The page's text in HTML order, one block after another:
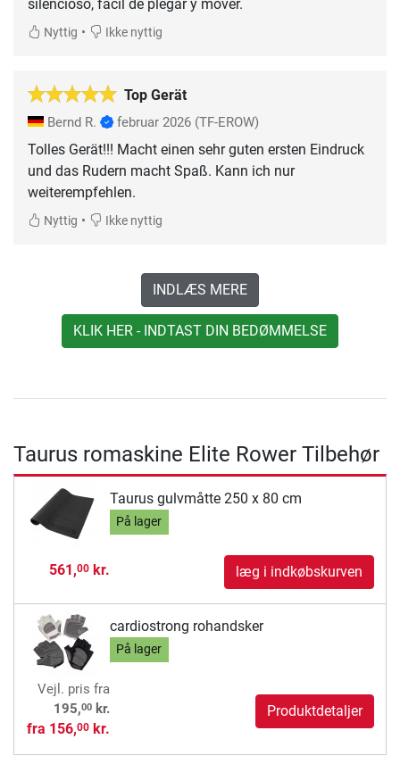
silencioso, fácil de plegar y mover.
Nyttig • Ikke nyttig
Top Gerät
Bernd R. februar 2026 (TF-EROW)
Tolles Gerät!!! Macht einen sehr guten ersten Eindruck
und das Rudern macht Spaß. Kann ich nur
weiterempfehlen.
Nyttig • Ikke nyttig
INDLÆS MERE
KLIK HER - INDTAST DIN BEDØMMELSE
Taurus romaskine Elite Rower Tilbehør
Taurus gulvmåtte 250 x 80 cm
På lager
561,00kr. læg i indkøbskurven
cardiostrong rohandsker
På lager
Vejl. pris fra
195,00kr.
fra 156,00kr.
Produktdetaljer